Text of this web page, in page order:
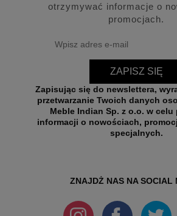
otrzymywać informacje o
promocjach.
ZAPISZ SIĘ
Zapisując się do newslettera,
przetwarzanie Twoich danych
Meble Indian Sp. z o.o. w celu przesyłania
informacji o nowościach,
specjalnych.
ZNAJDŻ NAS NA SOCIAL